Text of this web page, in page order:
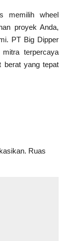
memilih wheel
proyek Anda,
PT Big Dipper
terpercaya
berat yang tepat
Ruas